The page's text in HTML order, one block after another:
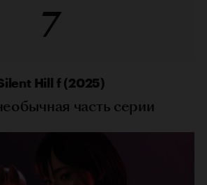
7
Hill f (2025)
часть серии